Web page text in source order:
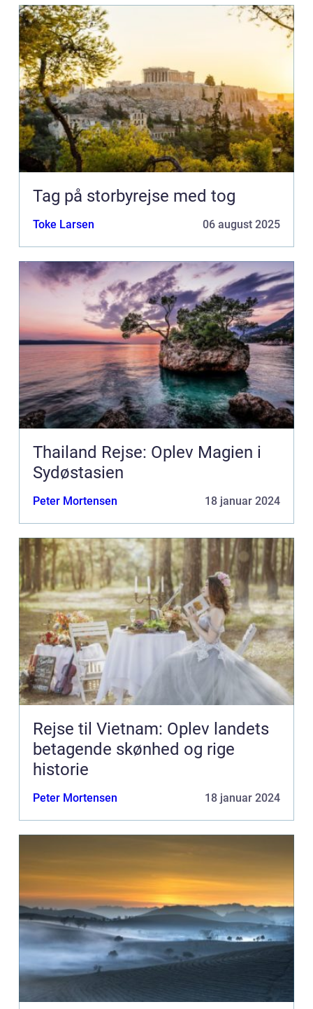
Tag på storbyrejse med tog
Toke Larsen 06 august 2025
Thailand Rejse: Oplev Magien i
Sydøstasien
Peter Mortensen 18 januar 2024
Rejse til Vietnam: Oplev landets
betagende skønhed og rige
historie
Peter Mortensen 18 januar 2024